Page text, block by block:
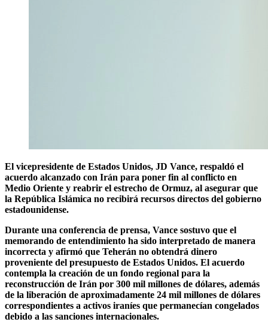
El vicepresidente de Estados Unidos, JD Vance, respaldó el
acuerdo alcanzado con Irán para poner fin al conflicto en
Medio Oriente y reabrir el estrecho de Ormuz, al asegurar que
la República Islámica no recibirá recursos directos del gobierno
estadounidense.
Durante una conferencia de prensa, Vance sostuvo que el
memorando de entendimiento ha sido interpretado de manera
incorrecta y afirmó que Teherán no obtendrá dinero
proveniente del presupuesto de Estados Unidos. El acuerdo
contempla la creación de un fondo regional para la
reconstrucción de Irán por 300 mil millones de dólares, además
de la liberación de aproximadamente 24 mil millones de dólares
correspondientes a activos iraníes que permanecían congelados
debido a las sanciones internacionales.